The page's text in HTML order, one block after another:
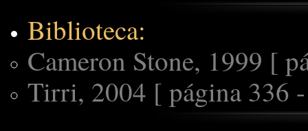
Biblioteca:
Cameron Stone, 1999 [
Tirri, 2004 [ página 336